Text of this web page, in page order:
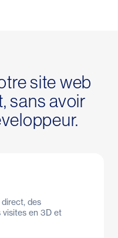
site web
sans avoir
des
visites en 3D et